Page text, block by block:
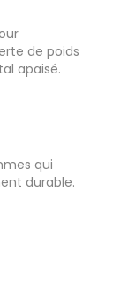
de poids
apaisé.
qui
durable.